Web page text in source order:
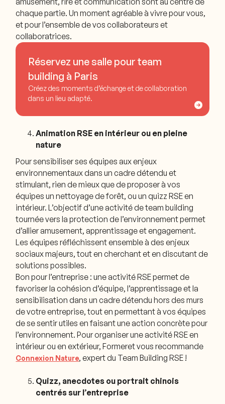
chaque partie. Un moment agréable à vivre pour vous,
et pour l’ensemble de vos collaborateurs et
collaboratrices.
Réservez une salle pour team
building à Paris
Créez des moments d’échange et de collaboration
dans un lieu adapté.
Animation RSE en intérieur ou en pleine
nature
Pour sensibiliser ses équipes aux enjeux
environnementaux dans un cadre détendu et
stimulant, rien de mieux que de proposer à vos
équipes un nettoyage de forêt, ou un quizz RSE en
intérieur. L’objectif d’une activité de team building
tournée vers la protection de l’environnement permet
d’allier amusement, apprentissage et engagement.
Les équipes réfléchissent ensemble à des enjeux
sociaux majeurs, tout en cherchant et en discutant de
solutions possibles.
Bon pour l’entreprise : une activité RSE permet de
favoriser la cohésion d’équipe, l’apprentissage et la
sensibilisation dans un cadre détendu hors des murs
de votre entreprise, tout en permettant à vos équipes
de se sentir utiles en faisant une action concrète pour
l’environnement. Pour organiser une activité RSE en
intérieur ou en extérieur, Formeret vous recommande
Connexion Nature, expert du Team Building RSE !
Quizz, anecdotes ou portrait chinois
centrés sur l’entreprise